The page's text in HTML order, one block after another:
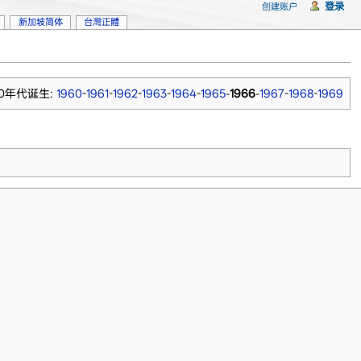
年代诞生: 1960-1961-1962-1963-1964-1965-1966-1967-1968-1969
新加坡简体 台灣正體
创建账户 登录